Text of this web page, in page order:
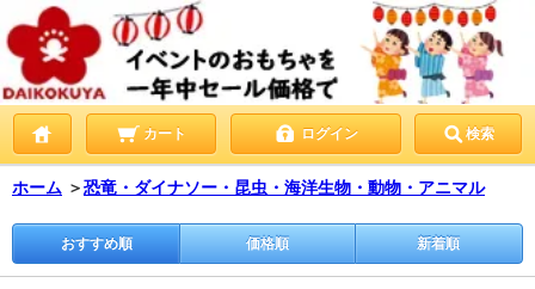
カート ログイン 検索
ホーム ＞恐竜・ダイナソー・昆虫・海洋生物・動物・アニマル
おすすめ順 価格順 新着順